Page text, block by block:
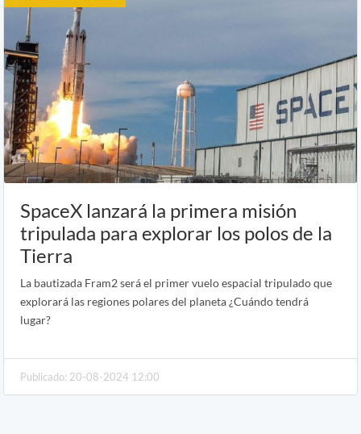
SpaceX lanzará la primera misión
tripulada para explorar los polos de la
Tierra
La bautizada Fram2 será el primer vuelo espacial tripulado que
explorará las regiones polares del planeta ¿Cuándo tendrá
lugar?
Publicado: 20-08-2024 12:00